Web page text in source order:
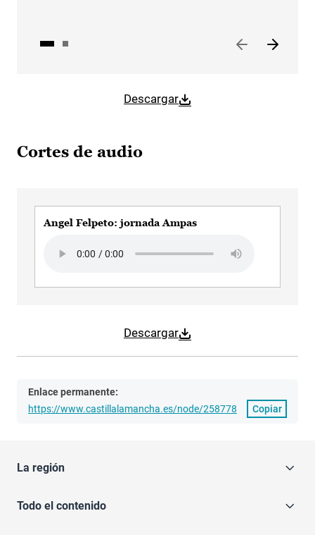
Descargar
Cortes de audio
Descargar
Angel Felpeto: jornada Ampas
Enlace permanente:
https://www.castillalamancha.es/node/258778
Copiar
La región
Todo el contenido